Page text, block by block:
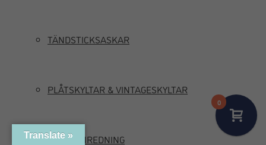
TÄNDSTICKSASKAR
PLÅTSKYLTAR & VINTAGESKYLTAR
MARIN INREDNING
0
Translate »